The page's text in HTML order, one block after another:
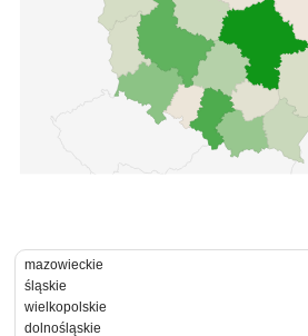
mazowieckie
śląskie
wielkopolskie
dolnośląskie